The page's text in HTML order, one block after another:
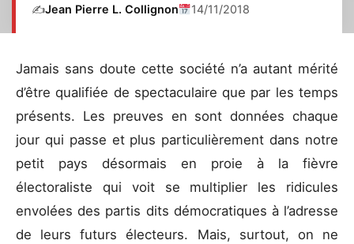
✍️Jean Pierre L. Collignon 14/11/2018
Jamais sans doute cette société n’a autant mérité
d’être qualifiée de spectaculaire que par les temps
présents. Les preuves en sont données chaque
jour qui passe et plus particulièrement dans notre
petit pays désormais en proie à la fièvre
électoraliste qui voit se multiplier les ridicules
envolées des partis dits démocratiques à l’adresse
de leurs futurs électeurs. Mais, surtout, on ne